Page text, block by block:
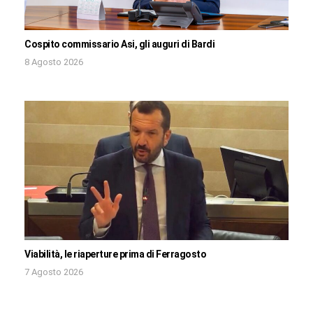
Cospito commissario Asi, gli auguri di Bardi
8 Agosto 2026
Viabilità, le riaperture prima di Ferragosto
7 Agosto 2026